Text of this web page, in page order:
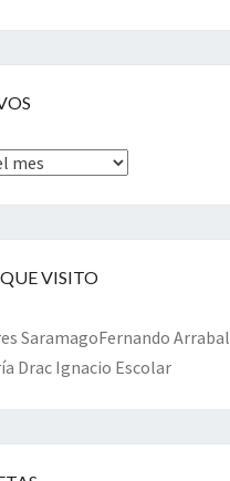
VISITO
SaramagoFernando Arrabal
Drac Ignacio Escolar